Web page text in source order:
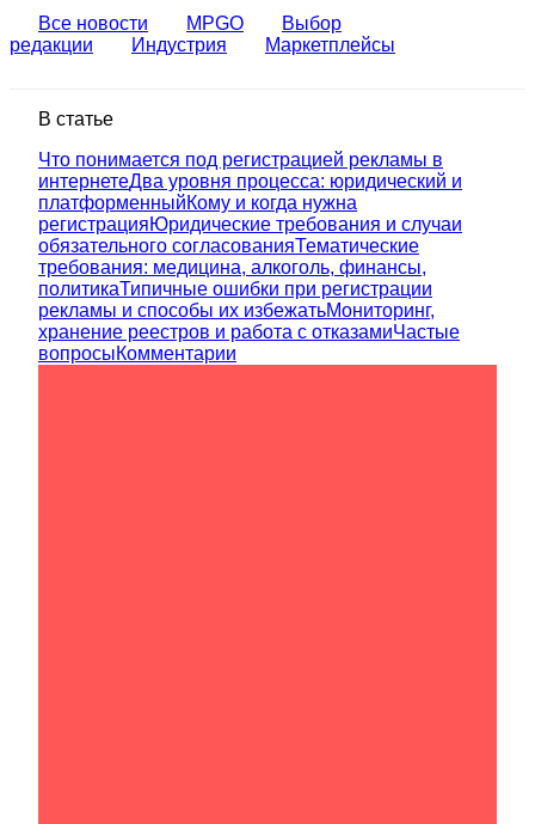
Все новости MPGO
Выбор
редакции
Индустрия Маркетплейсы
В статье
Что понимается под регистрацией рекламы в
интернетеДва уровня процесса: юридический и
платформенныйКому и когда нужна
регистрацияЮридические требования и случаи
обязательного согласованияТематические
требования: медицина, алкоголь, финансы,
политикаТипичные ошибки при регистрации
рекламы и способы их избежатьМониторинг,
хранение реестров и работа с отказамиЧастые
вопросыКомментарии